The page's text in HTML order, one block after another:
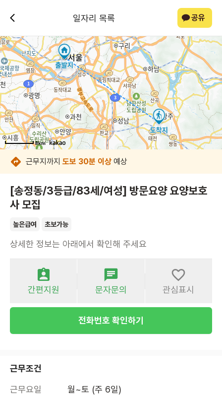
일자리 목록 공유
8km
8km
8km
8km
8km
8km
8km
8km
근무지까지 도보 30분 이상 예상
[송정동/3등급/83세/여성] 방문요양 요양보호
사 모집
높은급여 초보가능
상세한 정보는 아래에서 확인해 주세요
간편지원 문자문의 관심표시
전화번호 확인하기
근무조건
근무요일
월~토 (주 6일)